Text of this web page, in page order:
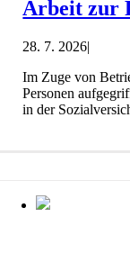
Arbeit zur
28. 7. 2026|
Im Zuge von
Personen
in der